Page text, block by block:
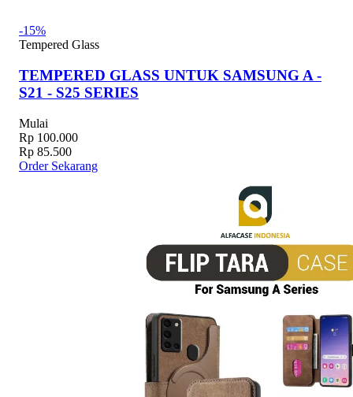
-15%
Tempered Glass
TEMPERED GLASS UNTUK SAMSUNG A -
S21 - S25 SERIES
Mulai
Rp 100.000
Rp 85.500
Order Sekarang